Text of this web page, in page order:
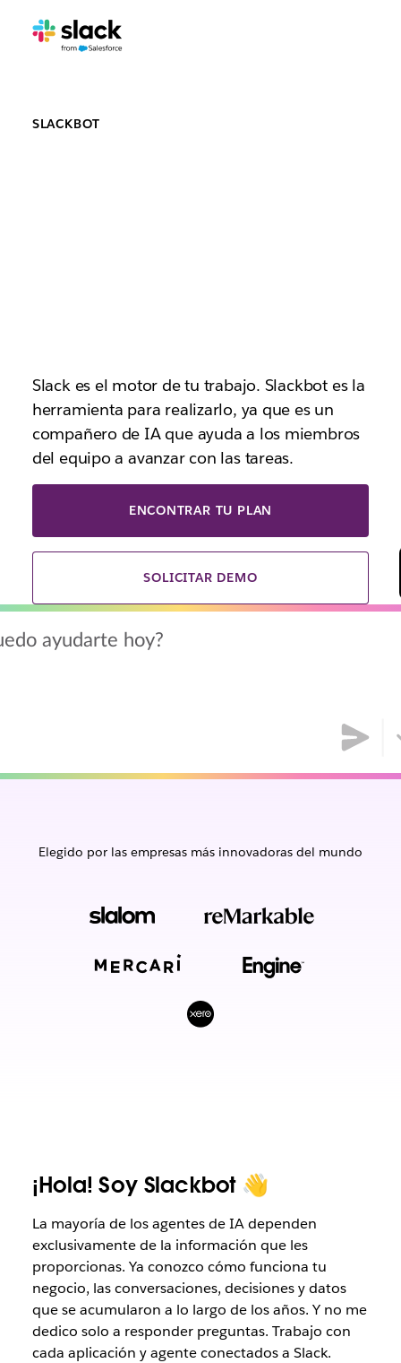
SLACKBOT
Slack es el motor de tu trabajo. Slackbot es la
herramienta para realizarlo, ya que es un
compañero de IA que ayuda a los miembros
del equipo a avanzar con las tareas.
ENCONTRAR TU PLAN
SOLICITAR DEMO
ayudarte hoy?
Elegido por las empresas más innovadoras del mundo
¡Hola! Soy Slackbot 👋
La mayoría de los agentes de IA dependen
exclusivamente de la información que les
proporcionas. Ya conozco cómo funciona tu
negocio, las conversaciones, decisiones y datos
que se acumularon a lo largo de los años. Y no me
dedico solo a responder preguntas. Trabajo con
cada aplicación y agente conectados a Slack.